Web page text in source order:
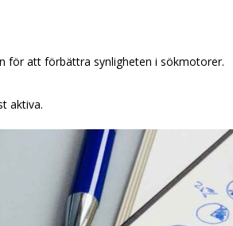
för att förbättra synligheten i sökmotorer.
aktiva.